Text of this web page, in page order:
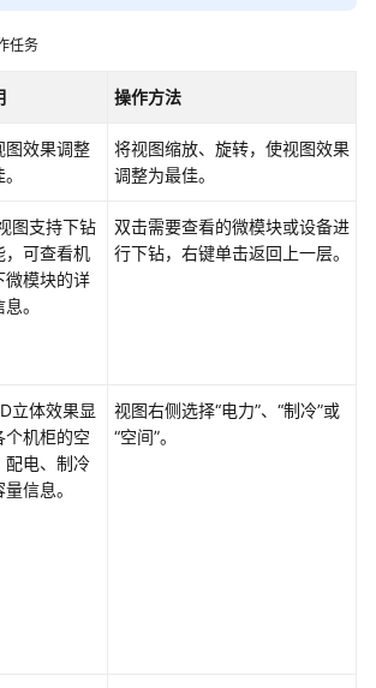
任务
操作方法
图效果调整
将视图缩放、旋转，使视图效果
调整为最佳。
图支持下钻
，可查看机
微模块的详
。
双击需要查看的微模块或设备进
行下钻，右键单击返回上一层。
立体效果显
个机柜的空
配电、制冷
信息。
视图右侧选择“电力”、 “制冷”或
“空间”。